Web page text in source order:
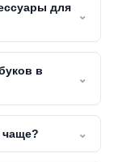
для
⌄
в
⌄
чаще? ⌄